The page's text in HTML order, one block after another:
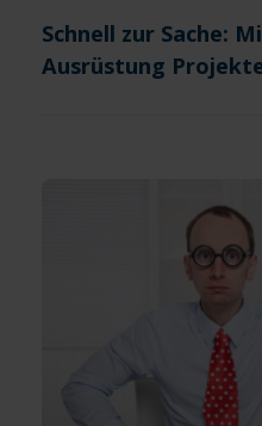
Schnell zur Sache:
Ausrüstung